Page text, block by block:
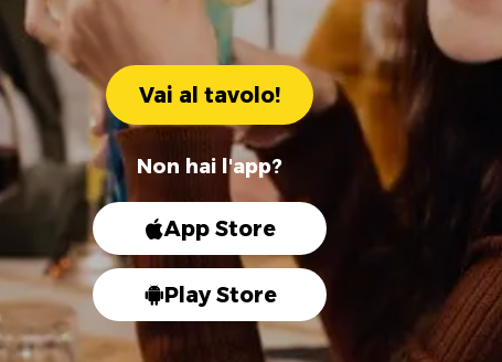
Vai al tavolo!
Non hai l'app?
App Store
Play Store